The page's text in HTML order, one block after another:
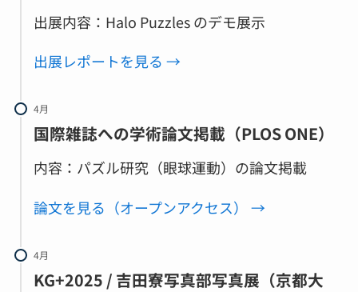
出展内容：Halo Puzzles のデモ展示
出展レポートを見る →
4月
国際雑誌への学術論文掲載（PLOS ONE）
内容：パズル研究（眼球運動）の論文掲載
論文を見る（オープンアクセス） →
4月
KG+2025 / 吉田寮写真部写真展（京都大